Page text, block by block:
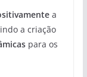
a
a criação
para os